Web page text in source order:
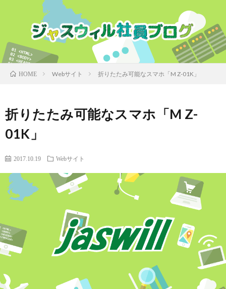
HOME Webサイト 折りたたみ可能なスマホ「M Z-01K」
折りたたみ可能なスマホ「M Z-
01K」
2017.10.19 Webサイト